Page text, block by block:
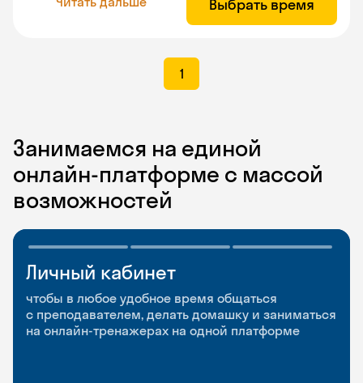
Выбрать время
1
Занимаемся на единой
онлайн-платформе с массой
возможностей
Личный кабинет
чтобы в любое удобное время общаться
с преподавателем, делать домашку и заниматься
на онлайн-тренажерах на одной платформе
Мобильное
приложение
чтобы заниматься и изучать новые слова где
и когда удобно
Разговорные клубы
и Talks
Групповые занятия для разговорной практики
и индивидуальные встречи с преподавателями